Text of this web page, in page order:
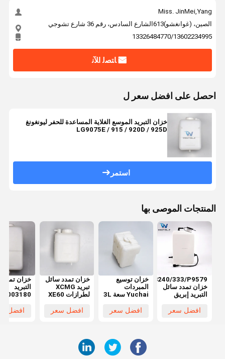
Miss. JinMei,Yang
الصين، (غوانغشو)613الشارع السادس، رقم 36 شارع تشوجي
13326484770/13602234995
ﺎﺘﺼﻟ ﺍﻶﻧ
احصل على افضل سعر ل
خزان التبريد الموسع الغلاية المساعدة للحفر ليونغونغ
LG9075E / 915 / 920D / 925D
استمر
المنتجات الموصى بها
JCB240/333/P9579
خزان تمدد سائل
التبريد إبريق
افضل سعر
خزان توسيع
المبردات
Yuchai سعة 3L
YC230 YC210
افضل سعر
خزان تمدد سائل
تبريد XCMG
لطرازات XE60
XE80 XE85:
افضل سعر
خزان تمدد
التبريد
XE210
افضل